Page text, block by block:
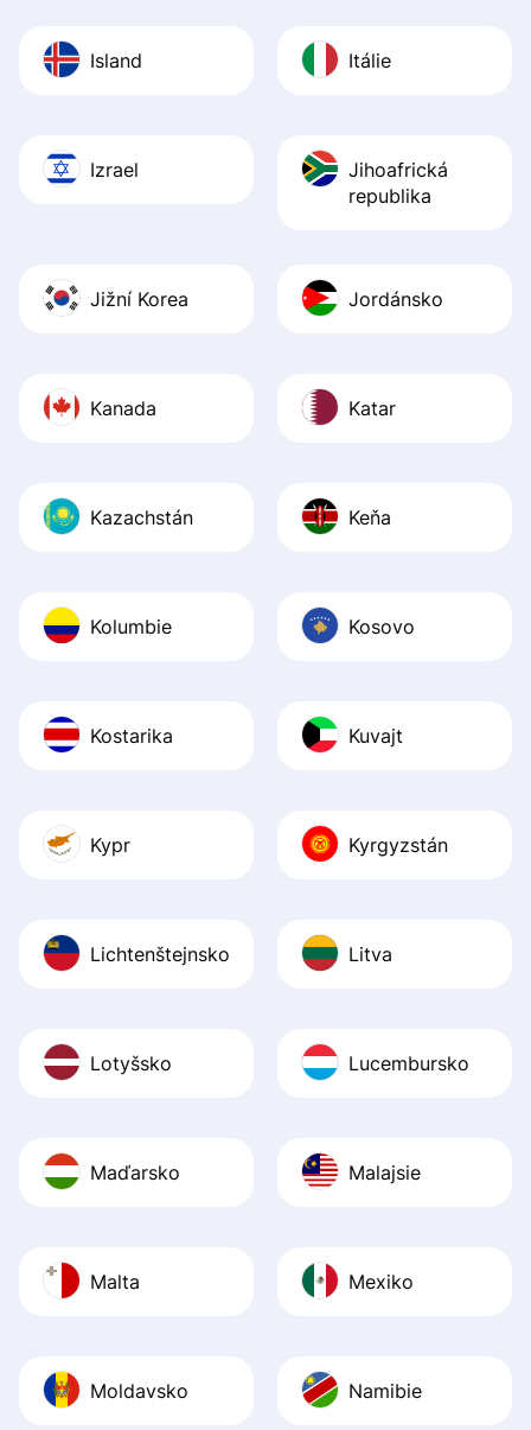
Island Itálie
Izrael
Jihoafrická
republika
Jižní Korea Jordánsko
Kanada Katar
Kazachstán Keňa
Kolumbie Kosovo
Kostarika Kuvajt
Kypr Kyrgyzstán
Lichtenštejnsko Litva
Lotyšsko Lucembursko
Maďarsko Malajsie
Malta Mexiko
Moldavsko Namibie